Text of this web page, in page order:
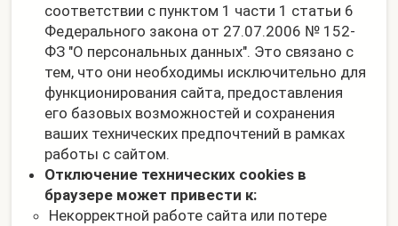
соответствии с пунктом 1 части 1 статьи 6
Федерального закона от 27.07.2006 № 152-
ФЗ "О персональных данных". Это связано с
тем, что они необходимы исключительно для
функционирования сайта, предоставления
его базовых возможностей и сохранения
ваших технических предпочтений в рамках
работы с сайтом.
Отключение технических cookies в
браузере может привести к:
Некорректной работе сайта или потере